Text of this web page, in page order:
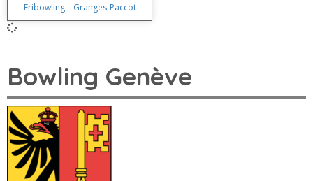
Fribowling – Granges-Paccot
Bowling Genève